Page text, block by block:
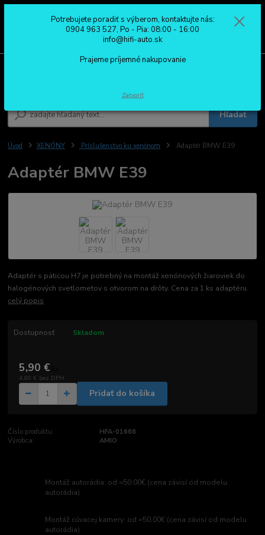
Hľadať
0904 963 527
Po - Pia: 08:00 - 16:00
Úvod XENÓNY Príslušenstvo ku xenónom Adaptér BMW E39
Adaptér BMW E39
Adaptér s päticou H7 je potrebný na montáž xenónových žiaroviek do
halogénových svetlometov s otvorom na drôty. Cena za 1 ks adaptéru.
celý popis
Dostupnosť Skladom
5,90 €
4,80 € bez DPH
Pridať do košíka
Číslo produktu:
HFA-01668
Výrobca:
AMIO
Montáž autorádia: od =50,00€ (cena závisí od modelu
autorádia)
Montáž cúvacej kamery: od =50,00€ (cena závisí od modelu
autorádia)
Potrebujete poradiť s výberom, kontaktujte nás:
0904 963 527, Po - Pia: 08:00 - 16:00
info@hifi-auto.sk
Prajeme príjemné nakupovanie
Zatvoriť